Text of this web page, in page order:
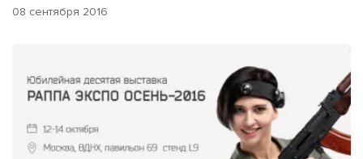
08 сентября 2016